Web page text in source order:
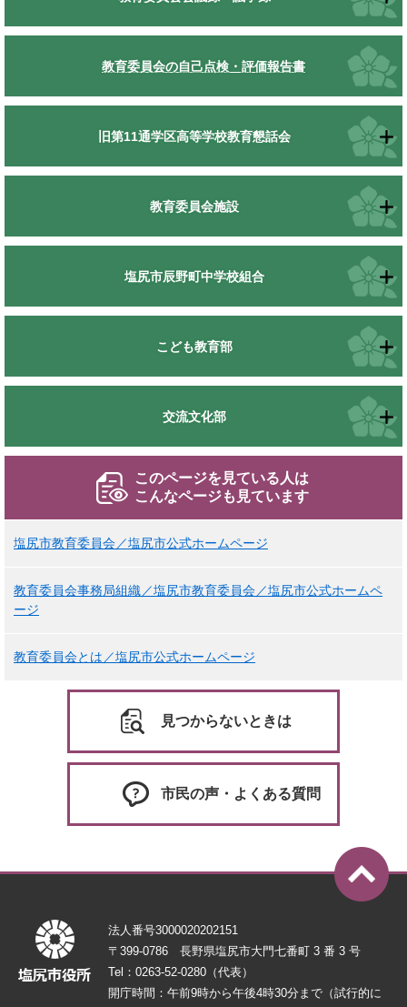
教育委員会の自己点検・評価報告書
旧第11通学区高等学校教育懇話会
教育委員会施設
塩尻市辰野町中学校組合
こども教育部
交流文化部
このページを見ている人は
こんなページも見ています
塩尻市教育委員会／塩尻市公式ホームページ
教育委員会事務局組織／塩尻市教育委員会／塩尻市公式ホームペ
ージ
教育委員会とは／塩尻市公式ホームページ
見つからないときは
市民の声・よくある質問
法人番号3000020202151
〒399-0786 長野県塩尻市大門七番町 3 番 3 号
Tel：0263-52-0280（代表）
開庁時間：午前9時から午後4時30分まで（試行的に